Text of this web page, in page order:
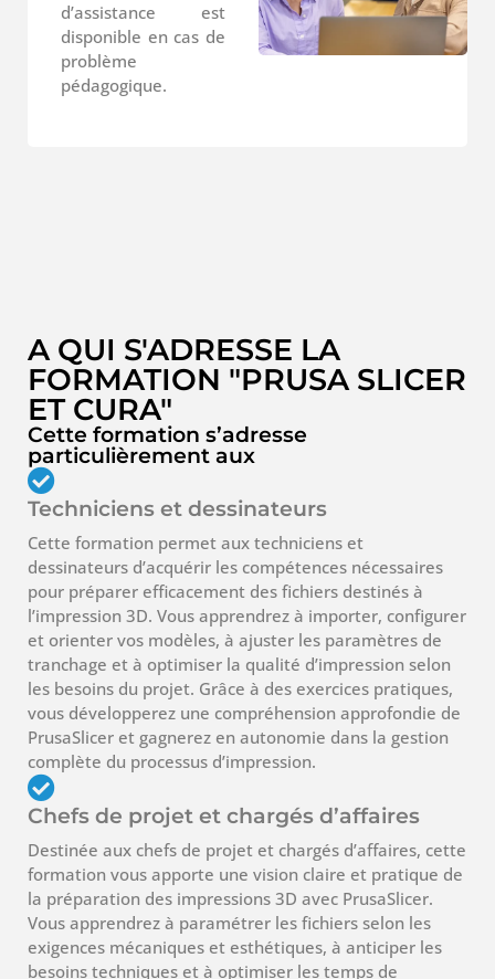
d’assistance est
disponible en cas de
problème
pédagogique.
A QUI S'ADRESSE LA
FORMATION "PRUSA SLICER
ET CURA"
Cette formation s’adresse
particulièrement aux
Techniciens et dessinateurs
Cette formation permet aux techniciens et
dessinateurs d’acquérir les compétences nécessaires
pour préparer efficacement des fichiers destinés à
l’impression 3D. Vous apprendrez à importer, configurer
et orienter vos modèles, à ajuster les paramètres de
tranchage et à optimiser la qualité d’impression selon
les besoins du projet. Grâce à des exercices pratiques,
vous développerez une compréhension approfondie de
PrusaSlicer et gagnerez en autonomie dans la gestion
complète du processus d’impression.
Chefs de projet et chargés d’affaires
Destinée aux chefs de projet et chargés d’affaires, cette
formation vous apporte une vision claire et pratique de
la préparation des impressions 3D avec PrusaSlicer.
Vous apprendrez à paramétrer les fichiers selon les
exigences mécaniques et esthétiques, à anticiper les
besoins techniques et à optimiser les temps de